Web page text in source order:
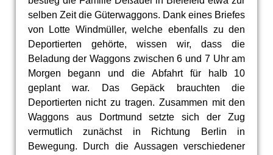
selben Zeit die Güterwaggons. Dank eines Briefes
von Lotte Windmüller, welche ebenfalls zu den
Deportierten gehörte, wissen wir, dass die
Beladung der Waggons zwischen 6 und 7 Uhr am
Morgen begann und die Abfahrt für halb 10
geplant war. Das Gepäck brauchten die
Deportierten nicht zu tragen. Zusammen mit den
Waggons aus Dortmund setzte sich der Zug
vermutlich zunächst in Richtung Berlin in
Bewegung. Durch die Aussagen verschiedener